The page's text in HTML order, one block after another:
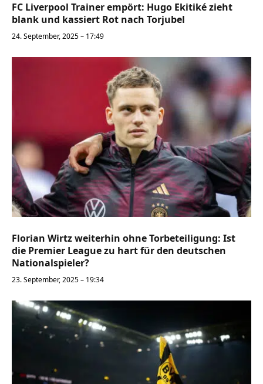
FC Liverpool Trainer empört: Hugo Ekitiké zieht
blank und kassiert Rot nach Torjubel
24. September, 2025 – 17:49
Florian Wirtz weiterhin ohne Torbeteiligung: Ist
die Premier League zu hart für den deutschen
Nationalspieler?
23. September, 2025 – 19:34